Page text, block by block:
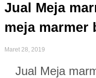
Jual Meja
meja marmer
Maret 28, 2019
Jual Meja